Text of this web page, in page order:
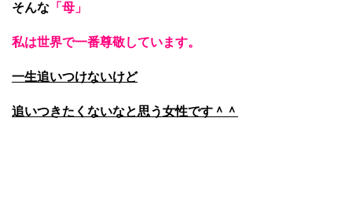
そんな 「母」
私は世界で一番尊敬しています。
一生追いつけないけど
追いつきたくないなと思う女性です＾＾